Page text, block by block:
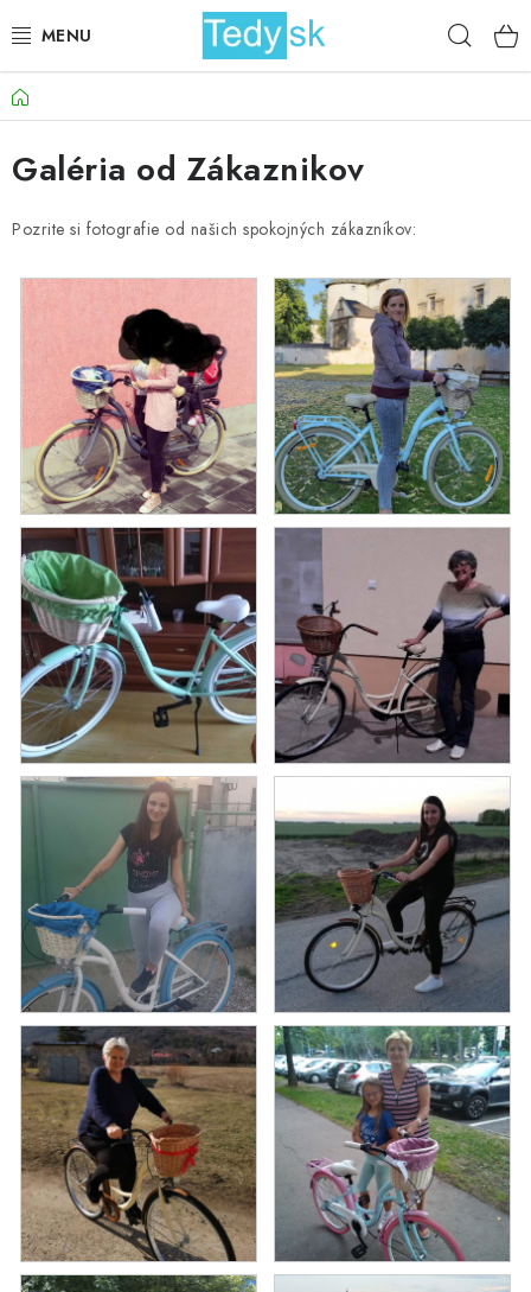
na
BICYKLE
ZÁHRADA
DOMÁCNOSŤ
ŠPORT
DETSKÉ POSTELE
DETSKÝ TOVAR
AKCIOVÝ TOVAR
GALÉRIA OD ZÁKAZNÍKOV
BLOG
KONTAKT
Dopravné a platobné podmienky
Galéria od Zákaznikov
Kontakt
Domov
Galéria od Zákaznikov
Pozrite si fotografie od našich spokojných zákazníkov: